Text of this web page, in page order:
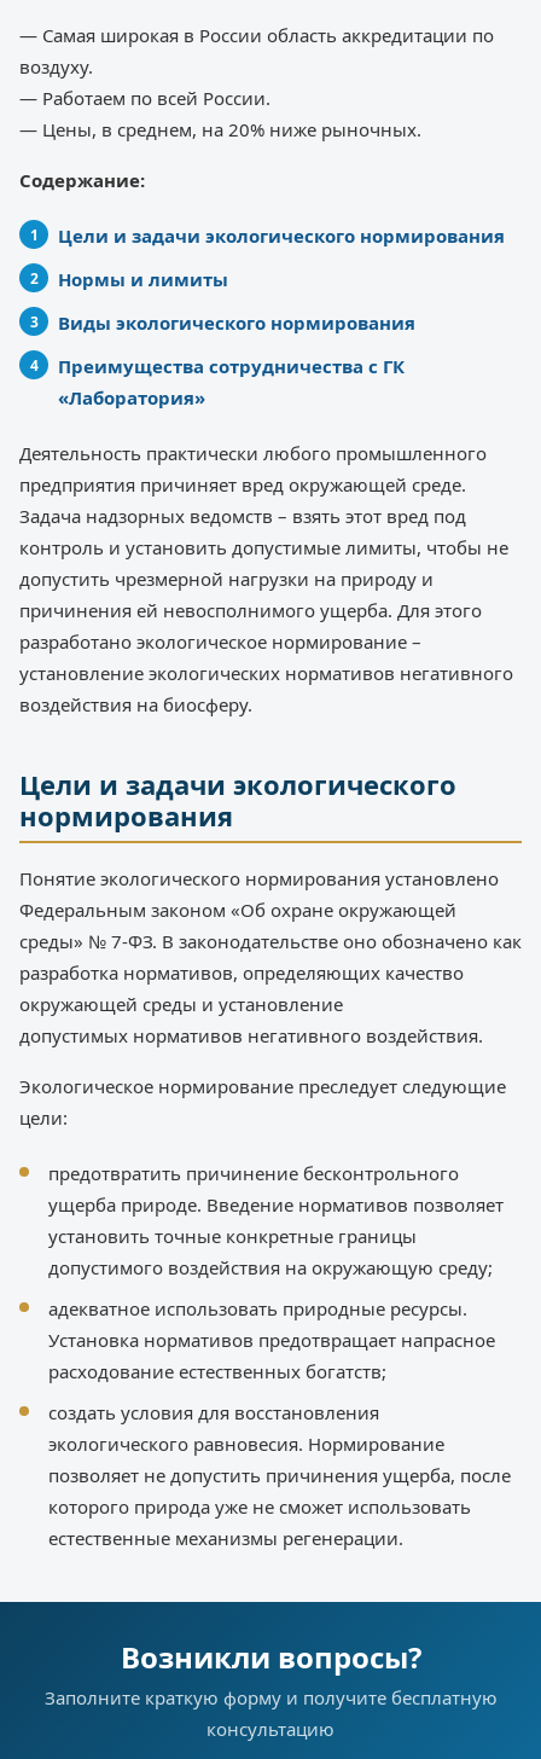
— Самая широкая в России область аккредитации по
воздуху.
— Работаем по всей России.
— Цены, в среднем, на 20% ниже рыночных.
Содержание:
Цели и задачи экологического нормирования
Нормы и лимиты
Виды экологического нормирования
Преимущества сотрудничества с ГК
«Лаборатория»
Деятельность практически любого промышленного
предприятия причиняет вред окружающей среде.
Задача надзорных ведомств – взять этот вред под
контроль и установить допустимые лимиты, чтобы не
допустить чрезмерной нагрузки на природу и
причинения ей невосполнимого ущерба. Для этого
разработано экологическое нормирование –
установление экологических нормативов негативного
воздействия на биосферу.
Цели и задачи экологического
нормирования
Понятие экологического нормирования установлено
Федеральным законом «Об охране окружающей
среды» № 7-ФЗ. В законодательстве оно обозначено как
разработка нормативов, определяющих качество
окружающей среды и установление
допустимых нормативов негативного воздействия.
Экологическое нормирование преследует следующие
цели:
предотвратить причинение бесконтрольного
ущерба природе. Введение нормативов позволяет
установить точные конкретные границы
допустимого воздействия на окружающую среду;
адекватное использовать природные ресурсы.
Установка нормативов предотвращает напрасное
расходование естественных богатств;
создать условия для восстановления
экологического равновесия. Нормирование
позволяет не допустить причинения ущерба, после
которого природа уже не сможет использовать
естественные механизмы регенерации.
Возникли вопросы?
Заполните краткую форму и получите бесплатную
консультацию